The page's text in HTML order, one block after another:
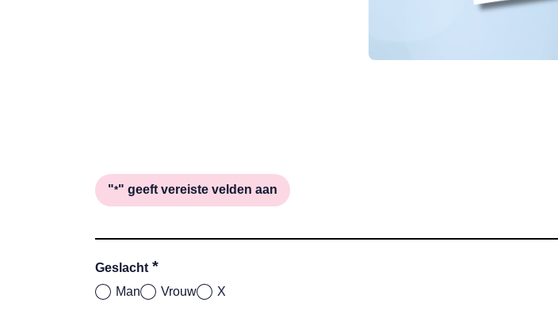
"*" geeft vereiste velden aan
Geslacht *
Man Vrouw X